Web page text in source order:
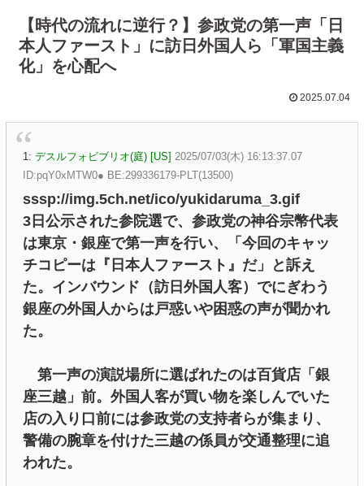
【時代の流れに逆行？】参政党の第一声「日
本人ファースト」に訪日外国人ら「軍国主義
化」を心配へ
2025.07.04
1: デスルフォビブリオ(庭) [US] 2025/07/03(木) 16:13:37.07
ID:pqY0xMTW0● BE:299336179-PLT(13500)
sssp://img.5ch.net/ico/yukidaruma_3.gif
3日公示された参院選で、参政党の神谷宗幣代表
は東京・銀座で第一声を行い、「今回のキャッ
チコピーは『日本人ファースト』だ」と訴え
た。インバウンド（訪日外国人客）でにぎわう
銀座の外国人からは戸惑いや困惑の声が聞かれ
た。
第一声の演説場所に選ばれたのは百貨店「銀
座三越」前。外国人客が買い物を楽しんでいた
店の入り口前には参政党の支持者らが集まり、
警備の腕章を付けた三越の係員が交通整理に追
われた。